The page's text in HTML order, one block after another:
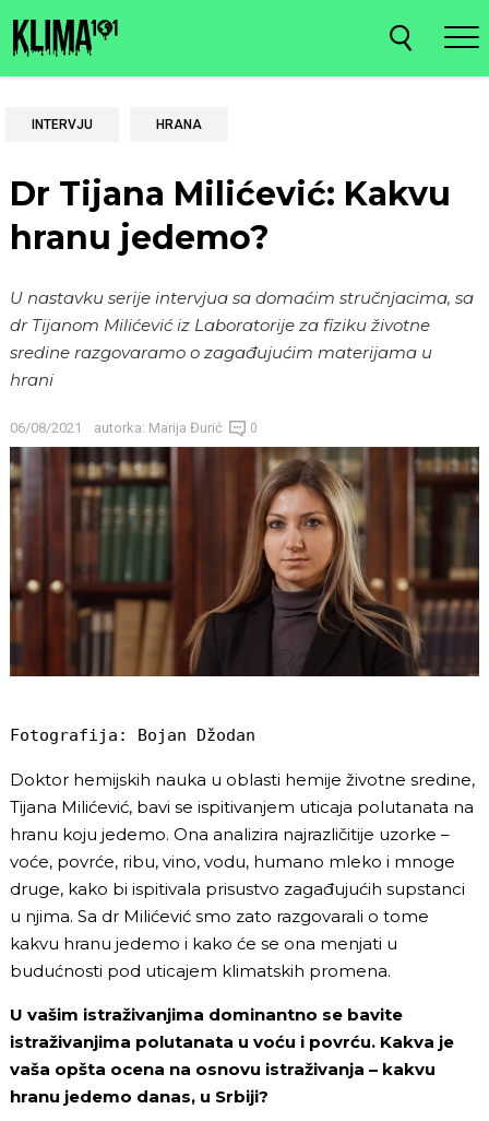
INTERVJU HRANA
Dr Tijana Milićević: Kakvu
hranu jedemo?
U nastavku serije intervjua sa domaćim stručnjacima, sa
dr Tijanom Milićević iz Laboratorije za fiziku životne
sredine razgovaramo o zagađujućim materijama u
hrani
06/08/2021 autorka: Marija Đurić 0
Fotografija: Bojan Džodan
Doktor hemijskih nauka u oblasti hemije životne sredine,
Tijana Milićević, bavi se ispitivanjem uticaja polutanata na
hranu koju jedemo. Ona analizira najrazličitije uzorke –
voće, povrće, ribu, vino, vodu, humano mleko i mnoge
druge, kako bi ispitivala prisustvo zagađujućih supstanci
u njima. Sa dr Milićević smo zato razgovarali o tome
kakvu hranu jedemo i kako će se ona menjati u
budućnosti pod uticajem klimatskih promena.
U vašim istraživanjima dominantno se bavite
istraživanjima polutanata u voću i povrću. Kakva je
vaša opšta ocena na osnovu istraživanja – kakvu
hranu jedemo danas, u Srbiji?